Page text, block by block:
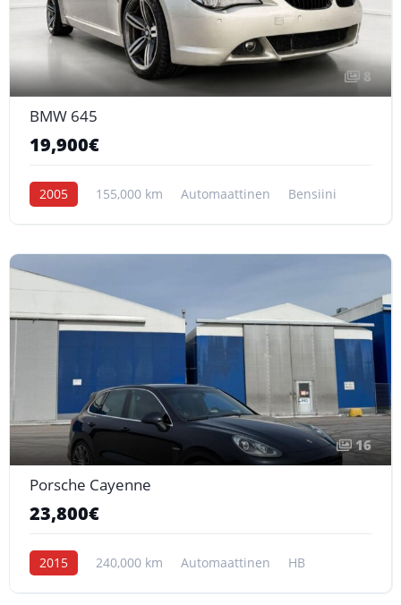
8
BMW 645
19,900€
2005 155,000 km Automaattinen Bensiini
16
Porsche Cayenne
23,800€
2015 240,000 km Automaattinen HB